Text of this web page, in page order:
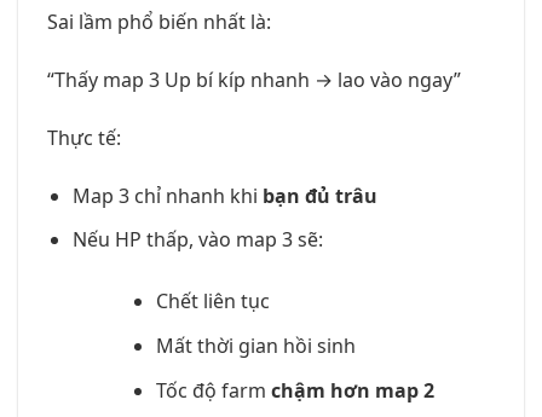
Sai lầm phổ biến nhất là:
“Thấy map 3 Up bí kíp nhanh → lao vào ngay”
Thực tế:
Map 3 chỉ nhanh khi bạn đủ trâu
Nếu HP thấp, vào map 3 sẽ:
Chết liên tục
Mất thời gian hồi sinh
Tốc độ farm chậm hơn map 2